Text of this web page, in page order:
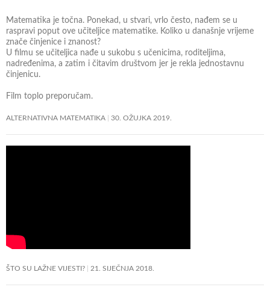
Matematika je točna. Ponekad, u stvari, vrlo često, nađem se u
raspravi poput ove učiteljice matematike. Koliko u današnje vrijeme
znače činjenice i znanost?
U filmu se učiteljica nađe u sukobu s učenicima, roditeljima,
nadređenima, a zatim i čitavim društvom jer je rekla jednostavnu
činjenicu.
Film toplo preporučam.
ALTERNATIVNA MATEMATIKA 30. OŽUJKA 2019.
ŠTO SU LAŽNE VIJESTI? 21. SIJEČNJA 2018.